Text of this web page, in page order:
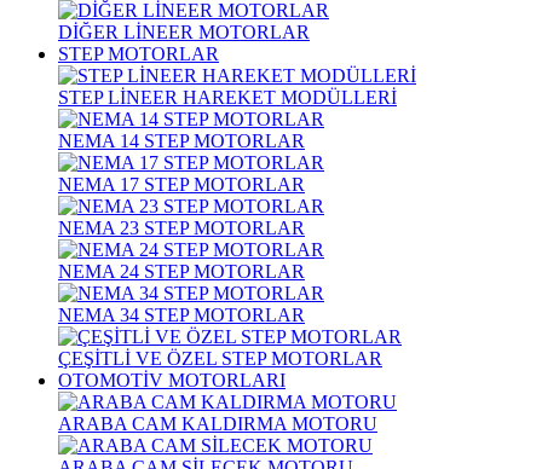
DİĞER LİNEER MOTORLAR
STEP MOTORLAR
STEP LİNEER HAREKET MODÜLLERİ
NEMA 14 STEP MOTORLAR
NEMA 17 STEP MOTORLAR
NEMA 23 STEP MOTORLAR
NEMA 24 STEP MOTORLAR
NEMA 34 STEP MOTORLAR
ÇEŞİTLİ VE ÖZEL STEP MOTORLAR
OTOMOTİV MOTORLARI
ARABA CAM KALDIRMA MOTORU